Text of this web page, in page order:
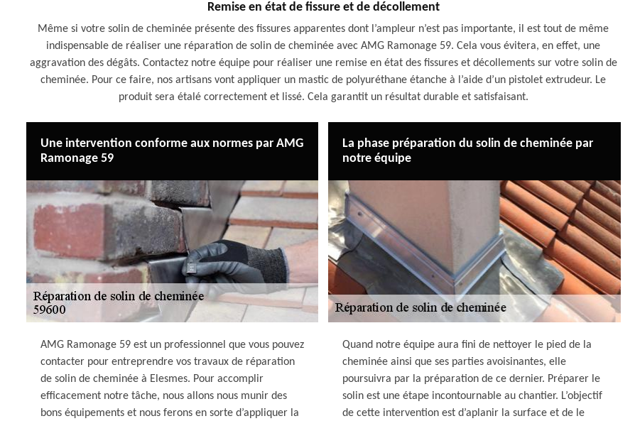
Remise en état de fissure et de décollement
Même si votre solin de cheminée présente des fissures apparentes dont l’ampleur n’est pas importante, il est tout de même
indispensable de réaliser une réparation de solin de cheminée avec AMG Ramonage 59. Cela vous évitera, en effet, une
aggravation des dégâts. Contactez notre équipe pour réaliser une remise en état des fissures et décollements sur votre solin de
cheminée. Pour ce faire, nos artisans vont appliquer un mastic de polyuréthane étanche à l’aide d’un pistolet extrudeur. Le
produit sera étalé correctement et lissé. Cela garantit un résultat durable et satisfaisant.
Une intervention conforme aux normes par AMG
Ramonage 59
AMG Ramonage 59 est un professionnel que vous pouvez
contacter pour entreprendre vos travaux de réparation
de solin de cheminée à Elesmes. Pour accomplir
efficacement notre tâche, nous allons nous munir des
bons équipements et nous ferons en sorte d’appliquer la
La phase préparation du solin de cheminée par
notre équipe
Quand notre équipe aura fini de nettoyer le pied de la
cheminée ainsi que ses parties avoisinantes, elle
poursuivra par la préparation de ce dernier. Préparer le
solin est une étape incontournable au chantier. L’objectif
de cette intervention est d’aplanir la surface et de le